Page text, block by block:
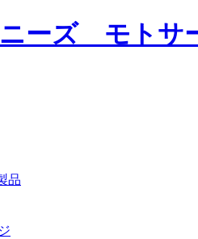
ーズ モトサ
品